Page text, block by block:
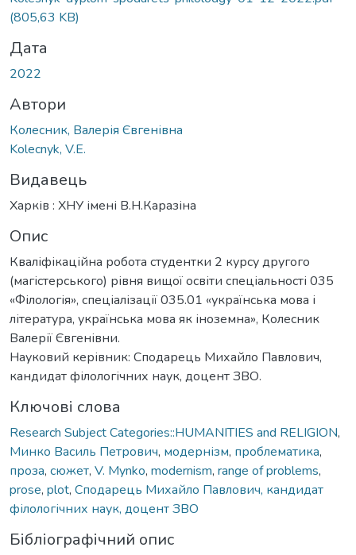
(805,63 KB)
Дата
2022
Автори
Колесник, Валерія Євгенівна
Kolecnyk, V.E.
Видавець
Харків : ХНУ імені В.Н.Каразіна
Опис
Кваліфікаційна робота студентки 2 курсу другого
(магістерського) рівня вищої освіти спеціальності 035
«Філологія», спеціалізації 035.01 «українська мова і
література, українська мова як іноземна», Колесник
Валерії Євгенівни.
Науковий керівник: Сподарець Михайло Павлович,
кандидат філологічних наук, доцент ЗВО.
Ключові слова
Research Subject Categories::HUMANITIES and RELIGION,
Минко Василь Петрович, модернізм, проблематика,
проза, сюжет, V. Mynko, modernism, range of problems,
prose, plot, Сподарець Михайло Павлович, кандидат
філологічних наук, доцент ЗВО
Бібліографічний опис